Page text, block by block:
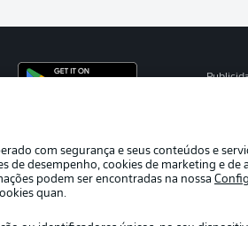
Marca
com segurança e seus conteúdos e
de desempenho, cookies de marketing e de
podem ser encontradas na nossa
quan.